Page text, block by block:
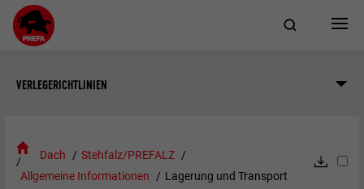
VERLEGERICHTLINIEN
Dach
Stehfalz/PREFALZ
Allgemeine Informationen
Lagerung und Transport